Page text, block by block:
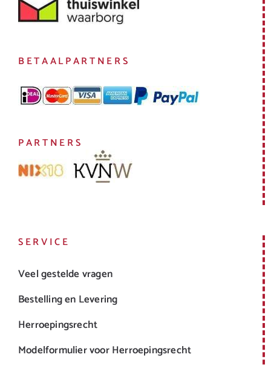
BETAALPARTNERS
PARTNERS
SERVICE
Veel gestelde vragen
Bestelling en Levering
Herroepingsrecht
Modelformulier voor Herroepingsrecht